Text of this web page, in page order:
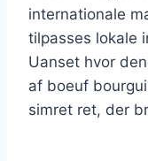
internationale
tilpasses lokale
Uanset hvor
af boeuf
simret ret, der